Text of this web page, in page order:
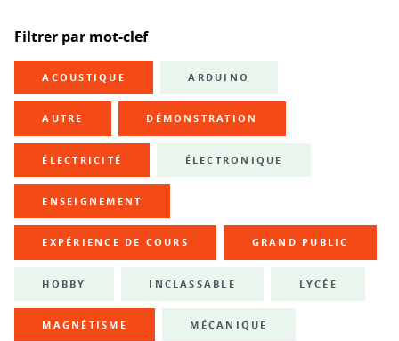
Filtrer par mot-clef
ACOUSTIQUE ARDUINO
AUTRE DÉMONSTRATION
ÉLECTRICITÉ ÉLECTRONIQUE
ENSEIGNEMENT
EXPÉRIENCE DE COURS GRAND PUBLIC
HOBBY INCLASSABLE LYCÉE
MAGNÉTISME MÉCANIQUE